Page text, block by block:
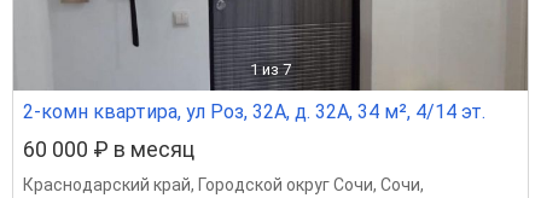
1 из 7
2-комн квартира, ул Роз, 32А, д. 32А, 34 м², 4/14 эт.
60 000 ₽ в месяц
Краснодарский край, Городской округ Сочи, Сочи,